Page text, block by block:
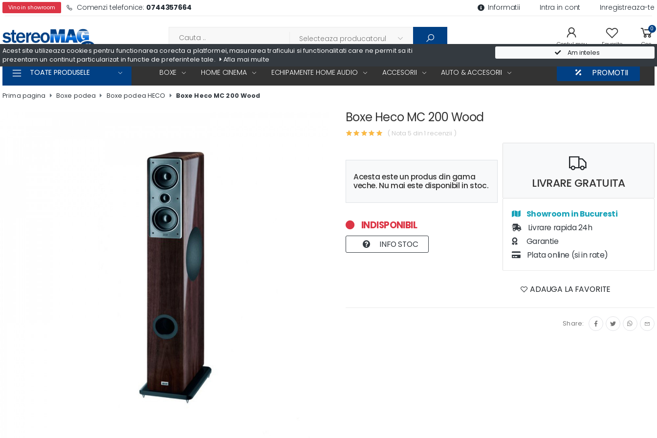
Acest site utilizeaza cookies pentru functionarea corecta a platformei, masurarea traficului si functionalitati care ne permit sa iti
prezentam un continut particularizat in functie de preferintele tale.
Afla mai multe
Am inteles
Vino in showroom Comenzi telefonice: 0744357664 Informatii Intra in cont Inregistreaza-te
Contul meu Favorite
0
Cos
TOATE PRODUSELE BOXE HOME CINEMA ECHIPAMENTE HOME AUDIO ACCESORII AUTO & ACCESORII PROMOTII
Prima pagina Boxe podea Boxe podea HECO Boxe Heco MC 200 Wood
Boxe Heco MC 200 Wood
( Nota 5 din 1 recenzii )
Acesta este un produs din gama
veche. Nu mai este disponibil in stoc.
INDISPONIBIL
INFO STOC
LIVRARE GRATUITA
Showroom in Bucuresti
Livrare rapida 24h
Garantie
Plata online (si in rate)
ADAUGA LA FAVORITE
Share: